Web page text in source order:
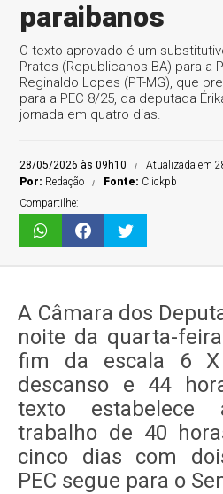
paraibanos
O texto aprovado é um
Prates (Republicanos-BA) para a
Reginaldo Lopes (PT-MG), que
para a PEC 8/25, da deputada
jornada em quatro dias.
28/05/2026 às 09h10
Atualizada em
Por: Redação Fonte: Clickpb
Compartilhe:
A Câmara dos
noite da quarta-
fim da escala 6
descanso e 44
texto
trabalho de 40
cinco dias com
PEC segue para o